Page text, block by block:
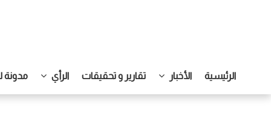
الرئيسية الأخبار تقارير و تحقيقات الرأي مدونة